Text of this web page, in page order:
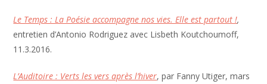
Le Temps : La Poésie accompagne nos vies. Elle est partout !,
entretien d’Antonio Rodriguez avec Lisbeth Koutchoumoff,
11.3.2016.
L’Auditoire : Verts les vers après l’hiver, par Fanny Utiger, mars